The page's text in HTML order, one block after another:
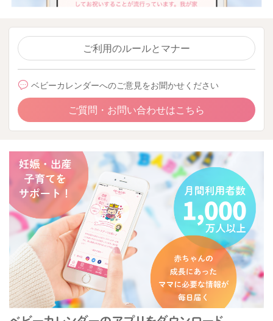
ご利用のルールとマナー
ベビーカレンダーへのご意見をお聞かせください
ご質問・お問い合わせはこちら